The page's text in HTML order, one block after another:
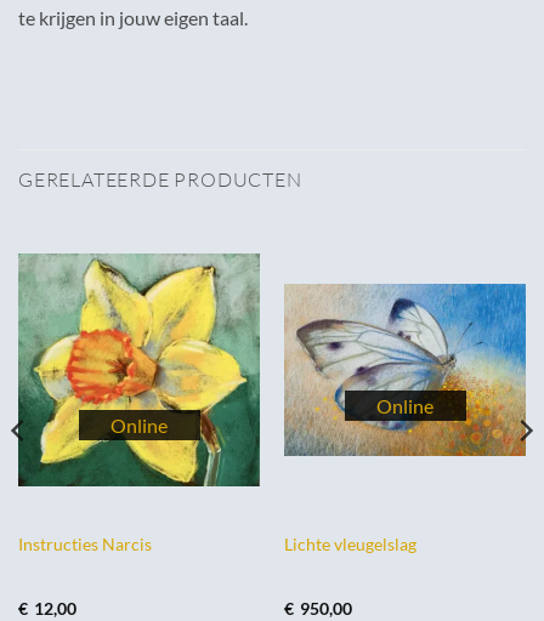
te krijgen in jouw eigen taal.
GERELATEERDE PRODUCTEN
Instructies Narcis
€ 12,00
Lichte vleugelslag
€ 950,00